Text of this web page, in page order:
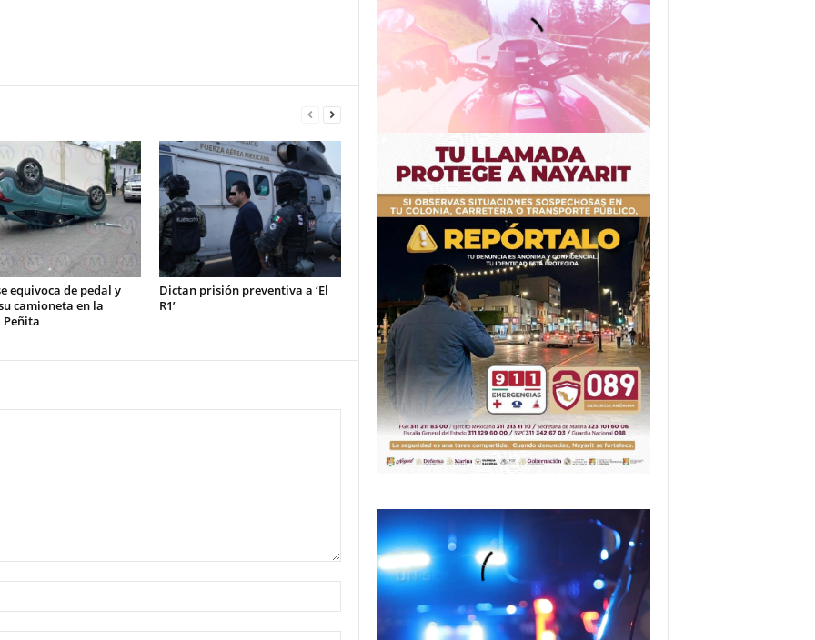
equivoca de pedal y
camioneta en la
Dictan prisión preventiva a ‘El
R1’